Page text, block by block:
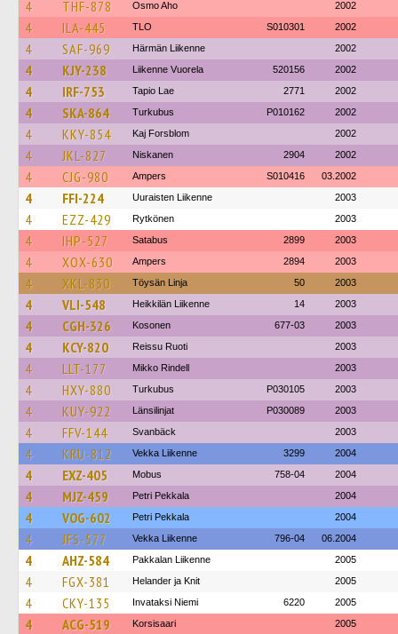
4 THF-878 Osmo Aho 2002
4 ILA-445 TLO S010301 2002
4 SAF-969 Härmän Liikenne 2002
4 KJY-238 Liikenne Vuorela 520156 2002
4 IRF-753 Tapio Lae 2771 2002
4 SKA-864 Turkubus P010162 2002
4 KKY-854 Kaj Forsblom 2002
4 JKL-827 Niskanen 2904 2002
4 CJG-980 Ampers S010416 03.2002
4 FFI-224 Uuraisten Liikenne 2003
4 EZZ-429 Rytkönen 2003
4 IHP-527 Satabus 2899 2003
4 XOX-630 Ampers 2894 2003
4 XKL-830 Töysän Linja 50 2003
4 VLI-548 Heikkilän Liikenne 14 2003
4 CGH-326 Kosonen 677-03 2003
4 KCY-820 Reissu Ruoti 2003
4 LLT-177 Mikko Rindell 2003
4 HXY-880 Turkubus P030105 2003
4 KUY-922 Länsilinjat P030089 2003
4 FFV-144 Svanbäck 2003
4 KRU-812 Vekka Liikenne 3299 2004
4 EXZ-405 Mobus 758-04 2004
4 MJZ-459 Petri Pekkala 2004
4 VOG-602 Petri Pekkala 2004
4 JFS-577 Vekka Liikenne 796-04 06.2004
4 AHZ-584 Pakkalan Liikenne 2005
4 FGX-381 Helander ja Knit 2005
4 CKY-135 Invataksi Niemi 6220 2005
4 ACG-519 Korsisaari 2005